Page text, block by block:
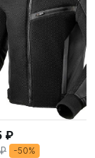
₽
-50%